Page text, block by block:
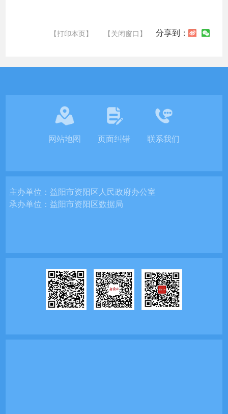
【打印本页】 【关闭窗口】 分享到：
网站地图 页面纠错 联系我们
主办单位：益阳市资阳区人民政府办公室
承办单位：益阳市资阳区数据局